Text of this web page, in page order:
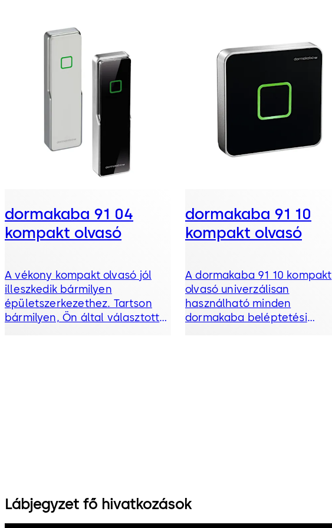
dormakaba 91 04
kompakt olvasó
A vékony kompakt olvasó jól
illeszkedik bármilyen
épületszerkezethez. Tartson
bármilyen, Ön által választott
dormakaba 91 10
kompakt olvasó
A dormakaba 91 10 kompakt
olvasó univerzálisan
használható minden
dormakaba beléptetési
Lábjegyzet fő hivatkozások